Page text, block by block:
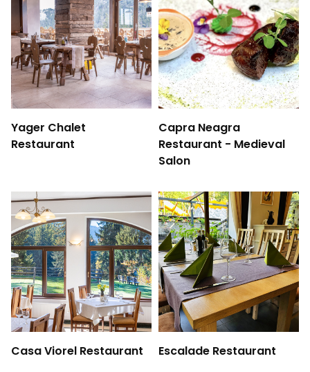
Yager Chalet
Restaurant
Capra Neagra
Restaurant - Medieval
Salon
Casa Viorel Restaurant Escalade Restaurant